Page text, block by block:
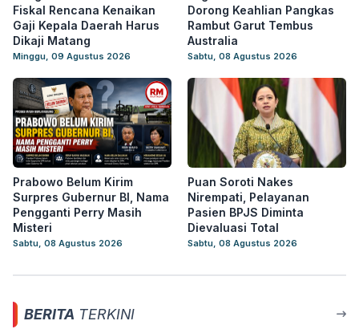
Fiskal Rencana Kenaikan
Gaji Kepala Daerah Harus
Dikaji Matang
Minggu, 09 Agustus 2026
Dorong Keahlian Pangkas
Rambut Garut Tembus
Australia
Sabtu, 08 Agustus 2026
Prabowo Belum Kirim
Surpres Gubernur BI, Nama
Pengganti Perry Masih
Misteri
Sabtu, 08 Agustus 2026
Puan Soroti Nakes
Nirempati, Pelayanan
Pasien BPJS Diminta
Dievaluasi Total
Sabtu, 08 Agustus 2026
BERITA TERKINI